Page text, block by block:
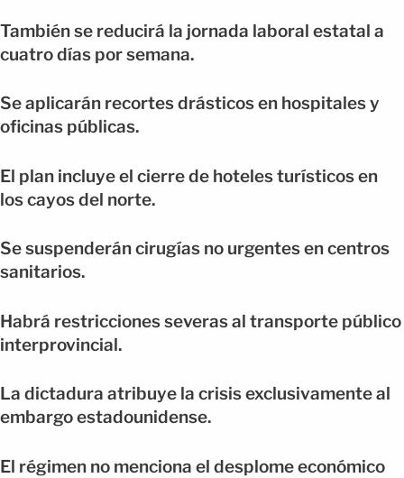
También se reducirá la jornada laboral estatal a
cuatro días por semana.
Se aplicarán recortes drásticos en hospitales y
oficinas públicas.
El plan incluye el cierre de hoteles turísticos en
los cayos del norte.
Se suspenderán cirugías no urgentes en centros
sanitarios.
Habrá restricciones severas al transporte público
interprovincial.
La dictadura atribuye la crisis exclusivamente al
embargo estadounidense.
El régimen no menciona el desplome económico